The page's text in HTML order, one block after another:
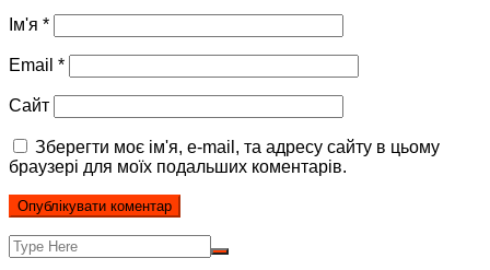
Ім'я *
Email *
Сайт
Зберегти моє ім'я, e-mail, та адресу сайту в цьому
браузері для моїх подальших коментарів.